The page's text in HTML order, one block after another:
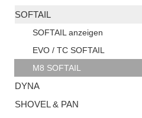
SOFTAIL
SOFTAIL anzeigen
EVO / TC SOFTAIL
M8 SOFTAIL
DYNA
SHOVEL & PAN